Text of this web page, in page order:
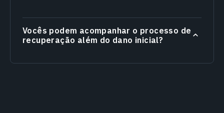
Vocês podem acompanhar o processo de
recuperação além do dano inicial?